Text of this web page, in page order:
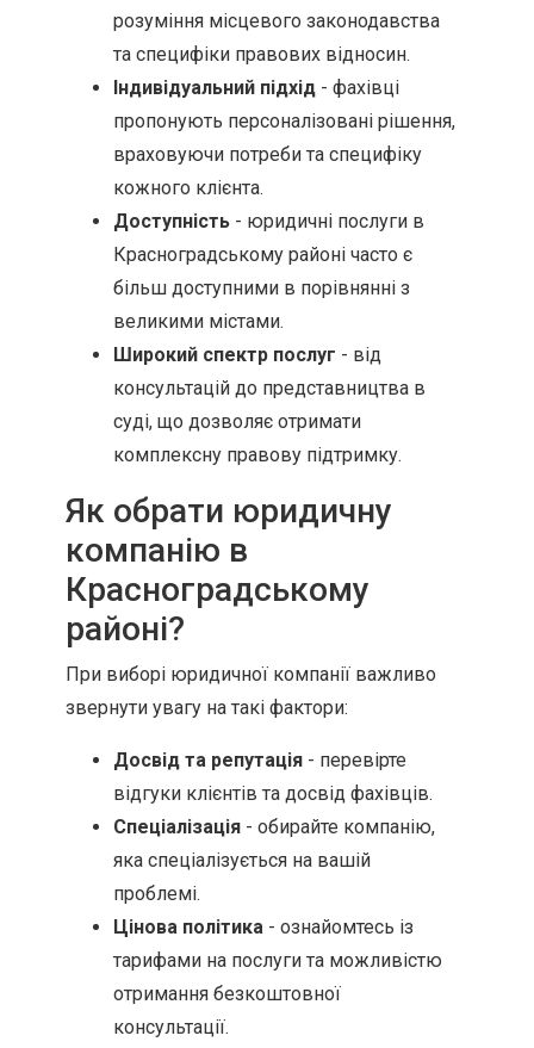
розуміння місцевого законодавства
та специфіки правових відносин.
Індивідуальний підхід - фахівці
пропонують персоналізовані рішення,
враховуючи потреби та специфіку
кожного клієнта.
Доступність - юридичні послуги в
Красноградському районі часто є
більш доступними в порівнянні з
великими містами.
Широкий спектр послуг - від
консультацій до представництва в
суді, що дозволяє отримати
комплексну правову підтримку.
Як обрати юридичну
компанію в
Красноградському
районі?
При виборі юридичної компанії важливо
звернути увагу на такі фактори:
Досвід та репутація - перевірте
відгуки клієнтів та досвід фахівців.
Спеціалізація - обирайте компанію,
яка спеціалізується на вашій
проблемі.
Цінова політика - ознайомтесь із
тарифами на послуги та можливістю
отримання безкоштовної
консультації.